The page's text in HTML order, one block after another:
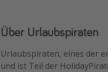
Über Urlaubspiraten
Urlaubspiraten, eines der
und ist Teil der